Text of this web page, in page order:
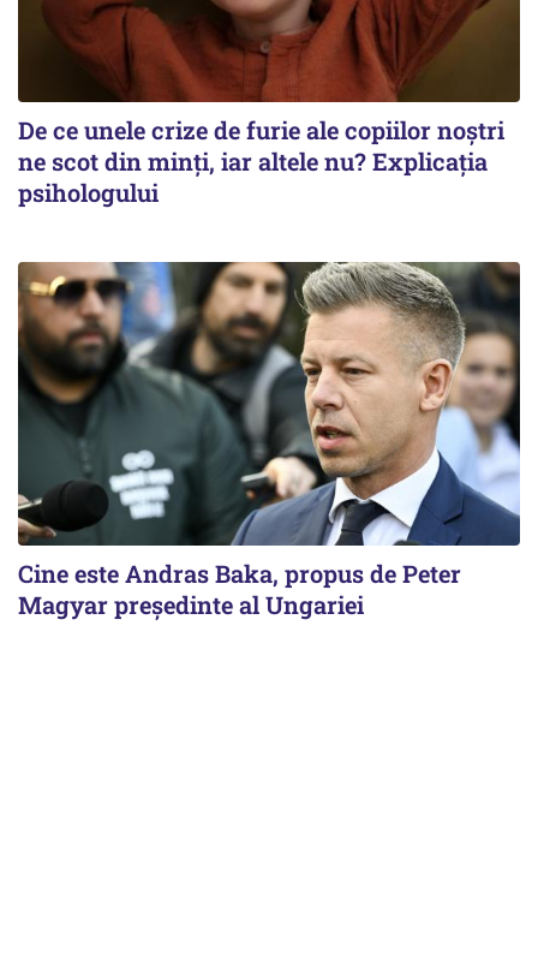
De ce unele crize de furie ale copiilor noștri
ne scot din minți, iar altele nu? Explicația
psihologului
Cine este Andras Baka, propus de Peter
Magyar președinte al Ungariei